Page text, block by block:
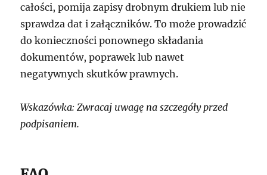
całości, pomija zapisy drobnym drukiem lub nie
sprawdza dat i załączników. To może prowadzić
do konieczności ponownego składania
dokumentów, poprawek lub nawet
negatywnych skutków prawnych.
Wskazówka: Zwracaj uwagę na szczegóły przed
podpisaniem.